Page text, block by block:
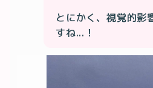
とにかく、視覚的影
すね...！